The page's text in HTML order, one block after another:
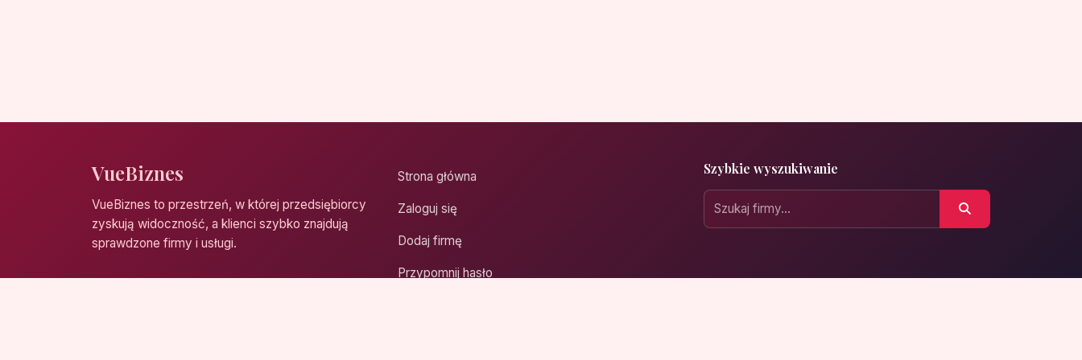
VueBiznes
VueBiznes to przestrzeń, w której przedsiębiorcy
zyskują widoczność, a klienci szybko znajdują
sprawdzone firmy i usługi.
Strona główna
Zaloguj się
Dodaj firmę
Przypomnij hasło
Szybkie wyszukiwanie